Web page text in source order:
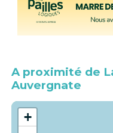
A proximité de
Auvergnate
+